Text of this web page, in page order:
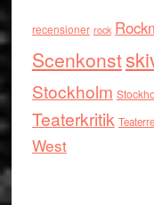
recensioner rock
Scenkonst
Stockholm
Teaterkritik
West